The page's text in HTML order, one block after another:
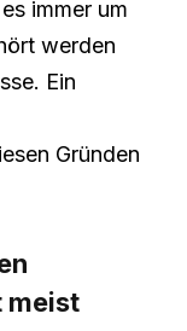
immer um
werden
Ein
Gründen
meist